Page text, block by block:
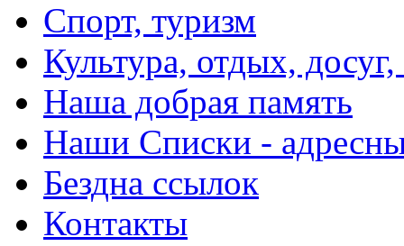
Спорт, туризм
Культура, отдых,
Наша добрая память
Наши Списки -
Бездна ссылок
Контакты